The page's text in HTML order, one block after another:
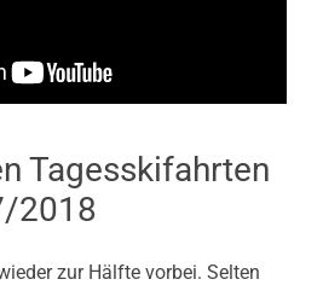
Tagesskifahrten
2018
zur Hälfte vorbei. Selten